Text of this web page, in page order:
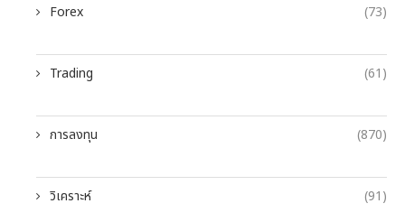
Forex (73)
Trading (61)
การลงทุน (870)
วิเคราะห์ (91)